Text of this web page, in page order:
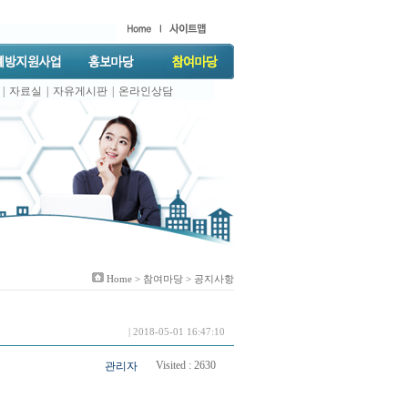
자료실 자유게시판 온라인상담
Home > 참여마당 > 공지사항
| 2018-05-01 16:47:10
관리자 Visited : 2630